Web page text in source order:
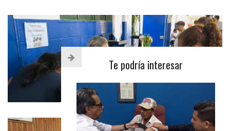
3° JORNADA DE SALUD VISUAL
PROYECTOS REALIZADOS
Te podría interesar